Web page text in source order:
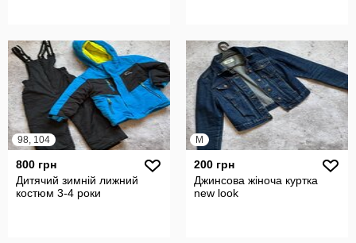
98, 104
800 грн
Дитячий зимній лижний
костюм 3-4 роки
M
200 грн
Джинсова жіноча куртка
new look